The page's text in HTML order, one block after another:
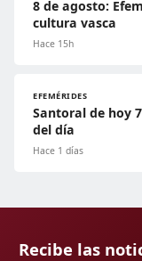
8 de agosto:
cultura vasca
Hace 15h
EFEMÉRIDES
Santoral de hoy
del día
Hace 1 días
Recibe las